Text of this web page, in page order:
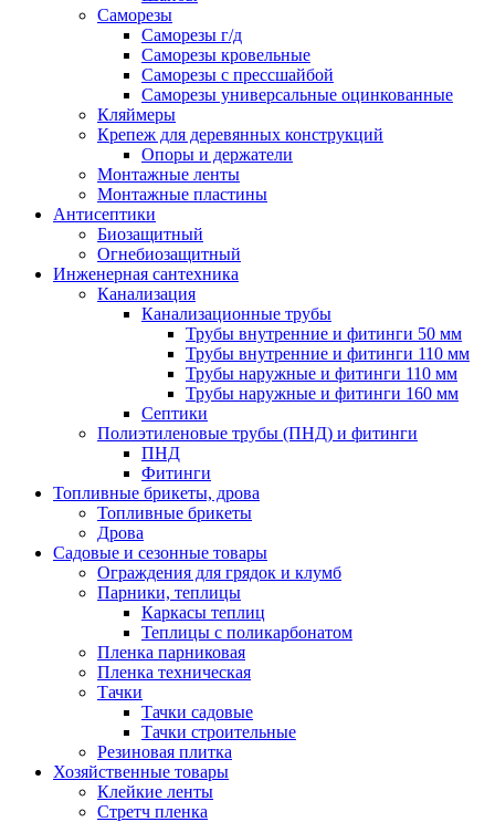
Саморезы
Саморезы г/д
Саморезы кровельные
Саморезы с прессшайбой
Саморезы универсальные оцинкованные
Кляймеры
Крепеж для деревянных конструкций
Опоры и держатели
Монтажные ленты
Монтажные пластины
Антисептики
Биозащитный
Огнебиозащитный
Инженерная сантехника
Канализация
Канализационные трубы
Трубы внутренние и фитинги 50 мм
Трубы внутренние и фитинги 110 мм
Трубы наружные и фитинги 110 мм
Трубы наружные и фитинги 160 мм
Септики
Полиэтиленовые трубы (ПНД) и фитинги
ПНД
Фитинги
Топливные брикеты, дрова
Топливные брикеты
Дрова
Садовые и сезонные товары
Ограждения для грядок и клумб
Парники, теплицы
Каркасы теплиц
Теплицы с поликарбонатом
Пленка парниковая
Пленка техническая
Тачки
Тачки садовые
Тачки строительные
Резиновая плитка
Хозяйственные товары
Клейкие ленты
Стретч пленка